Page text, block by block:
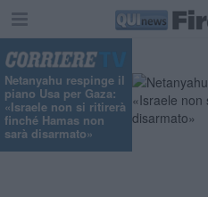
Netanyahu respinge il
piano Usa per Gaza:
«Israele non si ritirerà
finché Hamas non
sarà disarmato»